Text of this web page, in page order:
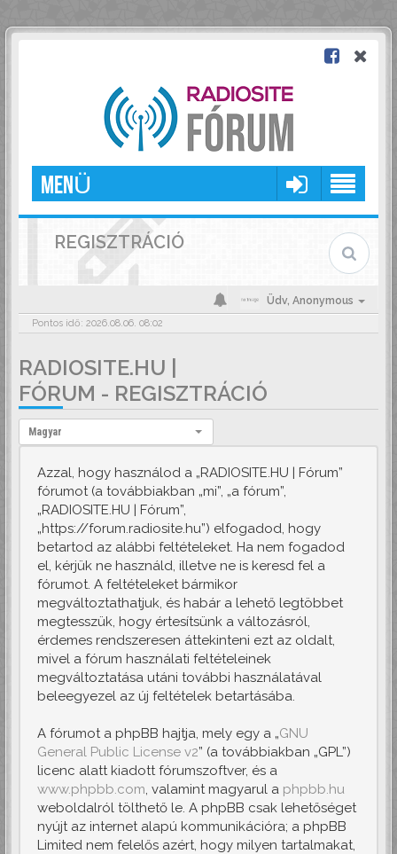
MENÜ
REGISZTRÁCIÓ
Üdv, Anonymous
Pontos idő: 2026.08.06. 08:02
RADIOSITE.HU |
FÓRUM - REGISZTRÁCIÓ
Nyelv:
Magyar
Azzal, hogy használod a „RADIOSITE.HU | Fórum”
fórumot (a továbbiakban „mi”, „a fórum”,
„RADIOSITE.HU | Fórum”,
„https://forum.radiosite.hu”) elfogadod, hogy
betartod az alábbi feltételeket. Ha nem fogadod
el, kérjük ne használd, illetve ne is keresd fel a
fórumot. A feltételeket bármikor
megváltoztathatjuk, és habár a lehető legtöbbet
megtesszük, hogy értesítsünk a változásról,
érdemes rendszeresen áttekinteni ezt az oldalt,
mivel a fórum használati feltételeinek
megváltoztatása utáni további használatával
beleegyezel az új feltételek betartásába.
A fórumot a phpBB hajtja, mely egy a „GNU
General Public License v2” (a továbbiakban „GPL”)
licenc alatt kiadott fórumszoftver, és a
www.phpbb.com, valamint magyarul a phpbb.hu
weboldalról tölthető le. A phpBB csak lehetőséget
nyújt az internet alapú kommunikációra; a phpBB
Limited nem felelős azért, hogy milyen tartalmakat,